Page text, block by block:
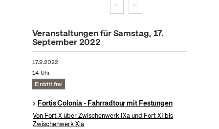
> >|
Veranstaltungen für Samstag, 17.
September 2022
17.9.2022
14 Uhr
Eintritt frei
Fortis Colonia - Fahrradtour mit Festungen
Von Fort X über Zwischenwerk IXa und Fort XI bis
Zwischenwerk Xla